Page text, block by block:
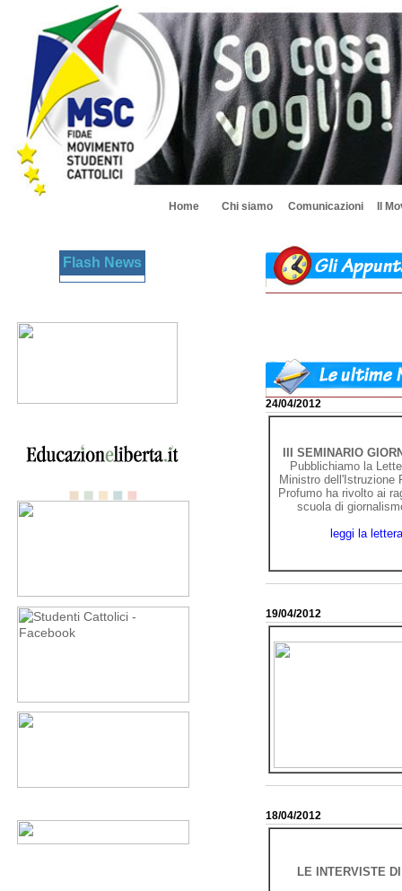
Home Chi siamo Comunicazioni Il
24/04/2012
III SEMINARIO
Pubblichiamo la
Ministro dell'Istruzione
Profumo ha rivolto ai
scuola di
leggi la lettera
19/04/2012
18/04/2012
LE INTERVISTE